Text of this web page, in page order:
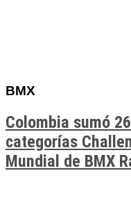
BMX
Colombia sumó
categorías
Mundial de BMX